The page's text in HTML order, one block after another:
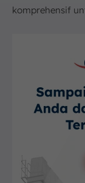
komprehensif